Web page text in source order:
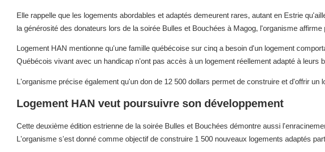
Elle rappelle que les logements abordables et adaptés demeurent rares, autant en Estrie
la générosité des donateurs lors de la soirée Bulles et Bouchées à Magog, l'organisme
Logement HAN mentionne qu'une famille québécoise sur cinq a besoin d'un logement
Québécois vivant avec un handicap n'ont pas accès à un logement réellement adapté à leurs
L'organisme précise également qu'un don de 12 500 dollars permet de construire et d'offrir un
Logement HAN veut poursuivre son développement
Cette deuxième édition estrienne de la soirée Bulles et Bouchées démontre aussi
L'organisme s'est donné comme objectif de construire 1 500 nouveaux logements adaptés